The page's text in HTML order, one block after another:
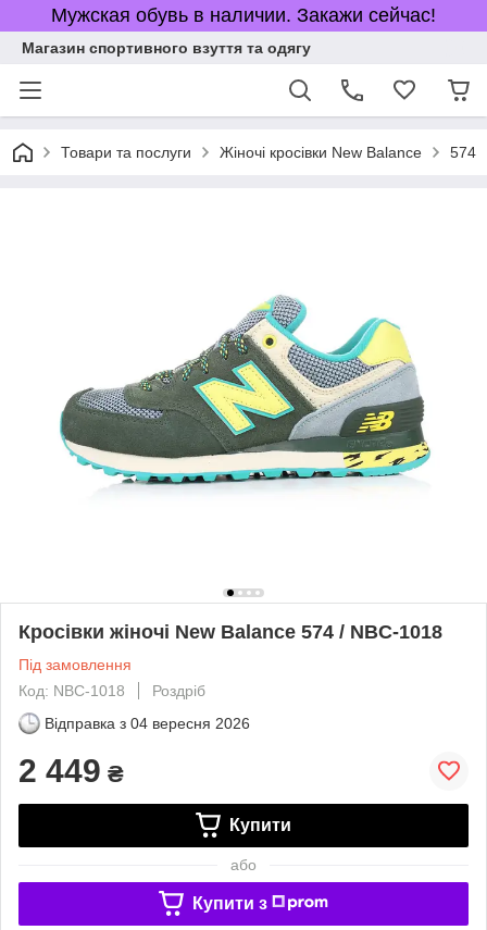
Мужская обувь в наличии. Закажи сейчас!
Магазин спортивного взуття та одягу
Товари та послуги Жіночі кросівки New Balance 574
Кросівки жіночі New Balance 574 / NBC-1018
Під замовлення
Код: NBC-1018
Роздріб
Відправка з 04 вересня 2026
2 449 ₴
Купити
або
Купити з